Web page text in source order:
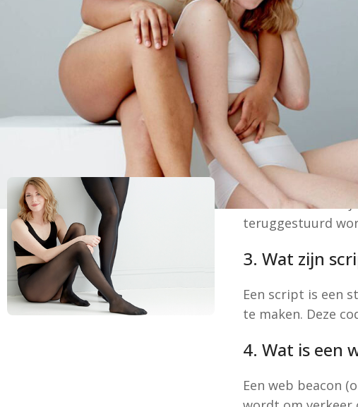
Klachtenpagina
Betaalinformatie
Verzendinformatie
Contact
Op onze website,
andere
via derden die
u over het gebruik
2. Wat zijn
Een cookie is een
browser op uw
informatie kan
teruggestuurd
3. Wat zijn
Een script is een
te maken. Deze
4. Wat is een
Een web beacon